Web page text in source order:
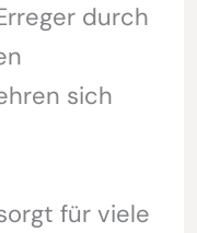
durch
sich
für viele